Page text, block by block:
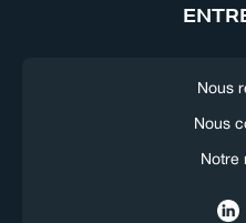
Nous
Nous
Notre